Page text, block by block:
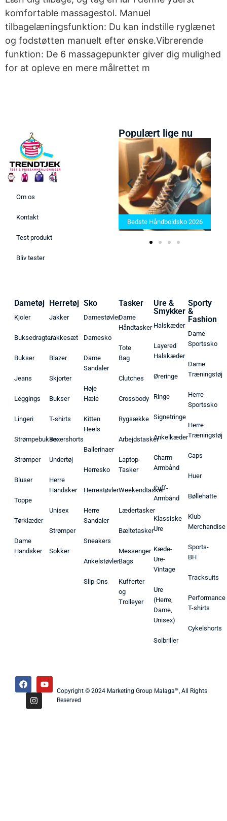
komfortable massagestol. Manuel
tilbagelæningsfunktion: Du kan indstille ryglænet
og fodstøtten manuelt efter ønske.Vibrerende
funktion: De 6 massagepunkter giver dig mulighed
for at opleve en mere målrettet m
Om os
Kontakt
Test produkt
Bliv tester
Populært lige nu
Bedste Saunatæppe 2025 –
Find de bedste produkter her!
Bedste Håndboldsko 2026
Dametøj
Kjoler
Buksedragter
Bukser
Jeans
Leggings
Lingeri
Strømpebukser
Strømper
Bluser
Toppe
Tørklæder
Dame
Handsker
Herretøj
Jakker
Jakkesæt
Blazer
Skjorter
Bukser
T-shirts
Boxershorts
Undertøj
Herre
Handsker
Unisex
Strømper
Sokker
Sko
Damestøvler
Damesko
Dame
Sandaler
Høje
Hæle
Kitten
Heels
Ballerinaer
Herresko
Herrestøvler
Herre
Sandaler
Sneakers
Ankelstøvler
Slip-Ons
Tasker
Dame
Håndtasker
Tote
Bag
Clutches
Crossbody
Rygsække
Arbejdstasker
Laptop-
Tasker
Weekendtasker
Lædertasker
Bæltetasker
Messenger
Bags
Kufferter
og
Trolleyer
Ure &
Smykker
Halskæder
Layered
Halskæder
Øreringe
Ringe
Signetringe
Ankelkæder
Charm-
Armbånd
Cuff-
Armbånd
Klassiske
Ure
Kæde-
Ure-
Vintage
Ure
(Herre,
Dame,
Unisex)
Solbriller
Sporty
&
Fashion
Dame
Sportssko
Dame
Træningstøj
Herre
Sportssko
Herre
Træningstøj
Caps
Huer
Bøllehatte
Klub
Merchandise
Sports-
BH
Tracksuits
Performance
T-shirts
Cykelshorts
Copyright © 2024 Marketing Group Malaga™, All Rights
Reserved